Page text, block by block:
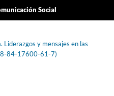
Social
Liderazgos y mensajes en las
84-17600-61-7)